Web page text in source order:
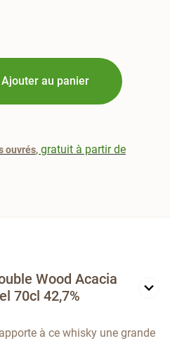
Ajouter au panier
ouvrés, gratuit à partir de
Wood Acacia
70cl 42,7%
à ce whisky une grande